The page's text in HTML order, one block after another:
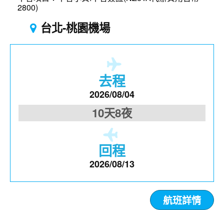
2800)
台北-桃園機場
去程
2026/08/04
10天8夜
回程
2026/08/13
航班詳情